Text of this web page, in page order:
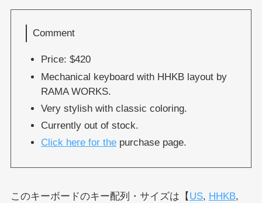
Comment
Price: $420
Mechanical keyboard with HHKB layout by
RAMA WORKS.
Very stylish with classic coloring.
Currently out of stock.
Click here for thepurchase page.
このキーボードのキー配列・サイズは【 US, HHKB,